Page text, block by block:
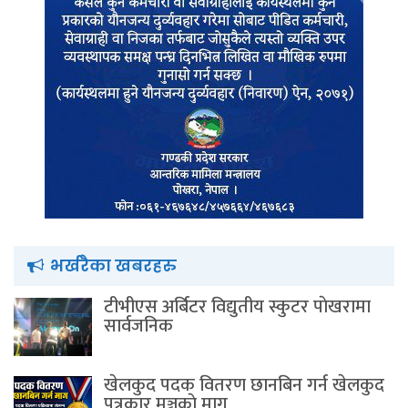
भर्खरैका खबरहरु
टीभीएस अर्बिटर विद्युतीय स्कुटर पाेखरामा
सार्वजनिक
खेलकुद पदक वितरण छानबिन गर्न खेलकुद